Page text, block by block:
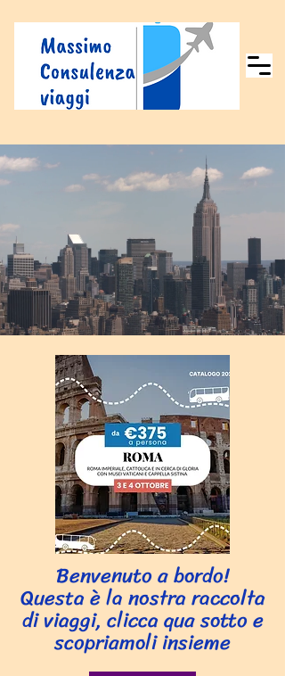
Benvenuto a bordo!
Questa è la nostra raccolta
di viaggi, clicca qua sotto e
scopriamoli insieme